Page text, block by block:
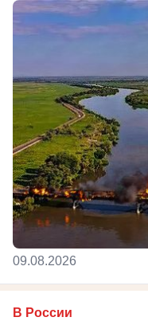
09.08.2026
В России